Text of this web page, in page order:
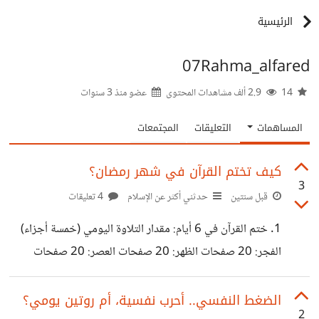
الرئيسية
07Rahma_alfared
عضو منذ3 سنوات
المساهمات التعليقات المجتمعات
3
كيف تختم القرآن في شهر رمضان؟
قبل سنتين حدثني أكثر عن الإسلام
1. ختم القرآن في 6 أيام: مقدار التلاوة اليومي (خمسة أجزاء)
الفجر: 20 صفحات الظهر: 20 صفحات العصر: 20 صفحات
المغرب: 20 صفحات العشاء: 20 صفحات 2. ختم القرآن في 10
أيام: مقدار التلاوة اليومي (ثلاثة أجزاء) الفجر: 12 صفحة الظهر:
الضغط النفسي.. أحرب نفسية، أم روتين يومي؟